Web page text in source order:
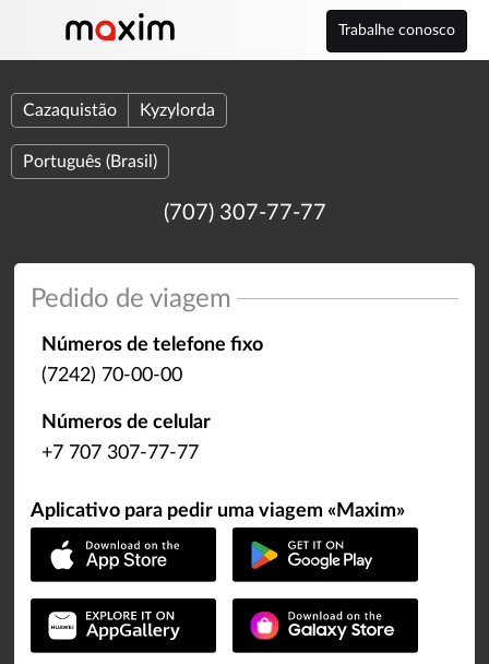
Trabalhe conosco
Cazaquistão Kyzylorda
(707) 307-77-77
Português (Brasil)
Pedido de viagem
Números de telefone fixo
(7242) 70-00-00
Números de celular
+7 707 307-77-77
Aplicativo para pedir uma viagem «Maxim»